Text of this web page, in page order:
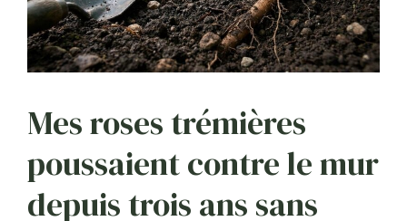
Mes roses trémières
poussaient contre le mur
depuis trois ans sans